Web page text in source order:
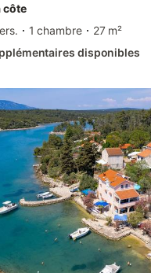
côte
1 chambre
27 m²
disponibles